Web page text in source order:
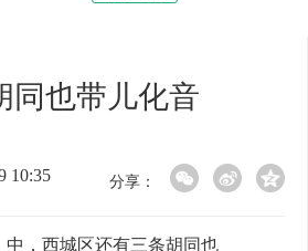
同也带儿化音
10:35 分享：
中，西城区还有三条胡同也